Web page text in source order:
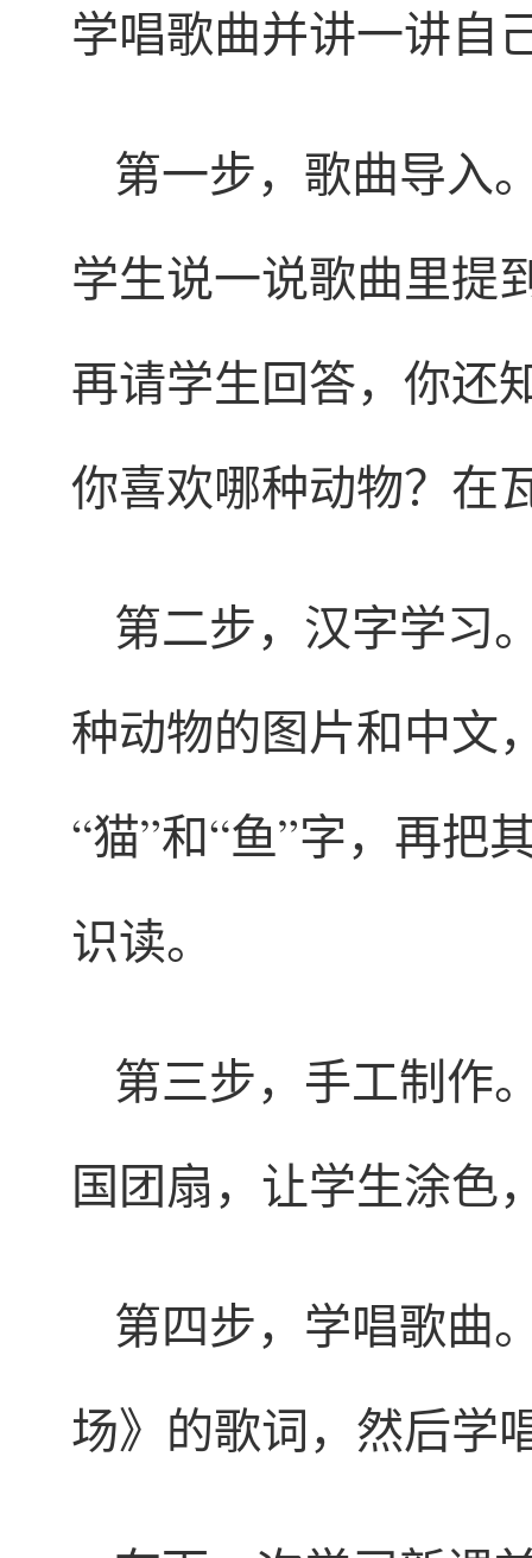
学唱歌曲并讲一讲自
第一步，歌曲导入
学生说一说歌曲里提
再请学生回答，你还
你喜欢哪种动物？在
第二步，汉字学习
种动物的图片和中文
“猫”和“鱼”字，再把
识读。
第三步，手工制作
国团扇，让学生涂色
第四步，学唱歌曲
场》的歌词，然后学